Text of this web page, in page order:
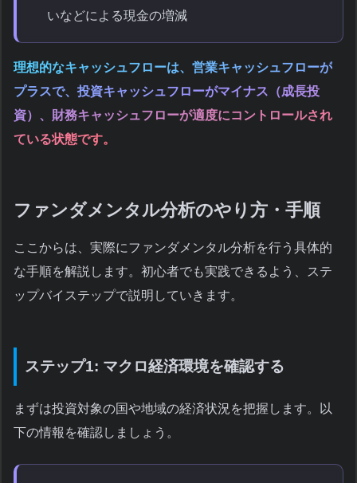
いなどによる現金の増減
理想的なキャッシュフローは、営業キャッシュフローが
プラスで、投資キャッシュフローがマイナス（成長投
資）、財務キャッシュフローが適度にコントロールされ
ている状態です。
ファンダメンタル分析のやり方・手順
ここからは、実際にファンダメンタル分析を行う具体的
な手順を解説します。初心者でも実践できるよう、ステ
ップバイステップで説明していきます。
ステップ1: マクロ経済環境を確認する
まずは投資対象の国や地域の経済状況を把握します。以
下の情報を確認しましょう。